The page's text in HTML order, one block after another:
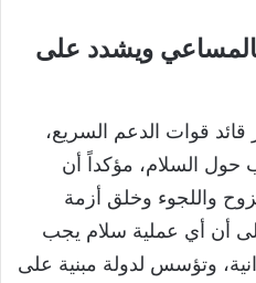
ويشدد على
قوات الدعم السريع،
حول السلام، مؤكداً أن
واللجوء وخلق أزمة
أن أي عملية سلام يجب
وتؤسس لدولة مبنية على